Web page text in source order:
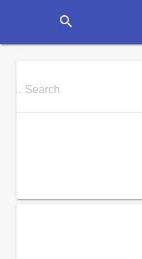
search
Search …